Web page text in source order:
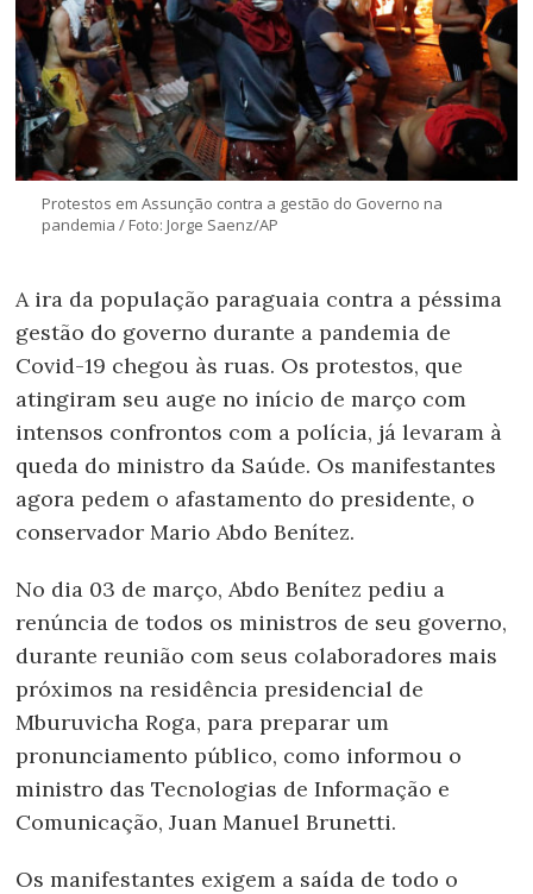
Protestos em Assunção contra a gestão do Governo na
pandemia / Foto: Jorge Saenz/AP
A ira da população paraguaia contra a péssima
gestão do governo durante a pandemia de
Covid-19 chegou às ruas. Os protestos, que
atingiram seu auge no início de março com
intensos confrontos com a polícia, já levaram à
queda do ministro da Saúde. Os manifestantes
agora pedem o afastamento do presidente, o
conservador Mario Abdo Benítez.
No dia 03 de março, Abdo Benítez pediu a
renúncia de todos os ministros de seu governo,
durante reunião com seus colaboradores mais
próximos na residência presidencial de
Mburuvicha Roga, para preparar um
pronunciamento público, como informou o
ministro das Tecnologias de Informação e
Comunicação, Juan Manuel Brunetti.
Os manifestantes exigem a saída de todo o